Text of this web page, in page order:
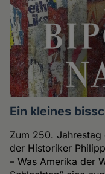
Ein kleines
Zum 250.
der Historiker
– Was Amerika der